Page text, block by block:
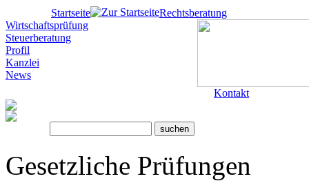
Startseite
Rechtsberatung
Wirtschaftsprüfung
Steuerberatung
Profil
Kanzlei
News
Kontakt
Gesetzliche Prüfungen